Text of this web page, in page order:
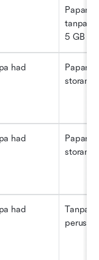
Papan/
tanpa
5 GB
had
Papan
storan
had
Papan
storan
had
Tanpa